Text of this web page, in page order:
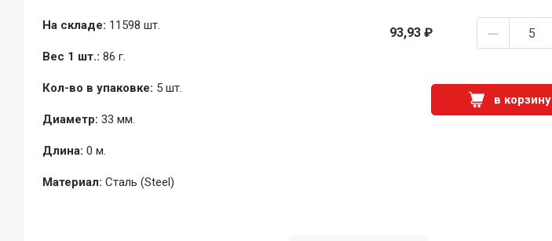
На складе: 11598 шт.
Вес 1 шт.: 86 г.
Кол-во в упаковке: 5 шт.
Диаметр: 33 мм.
Длина: 0 м.
Материал: Сталь (Steel)
93,93 ₽
в корзину